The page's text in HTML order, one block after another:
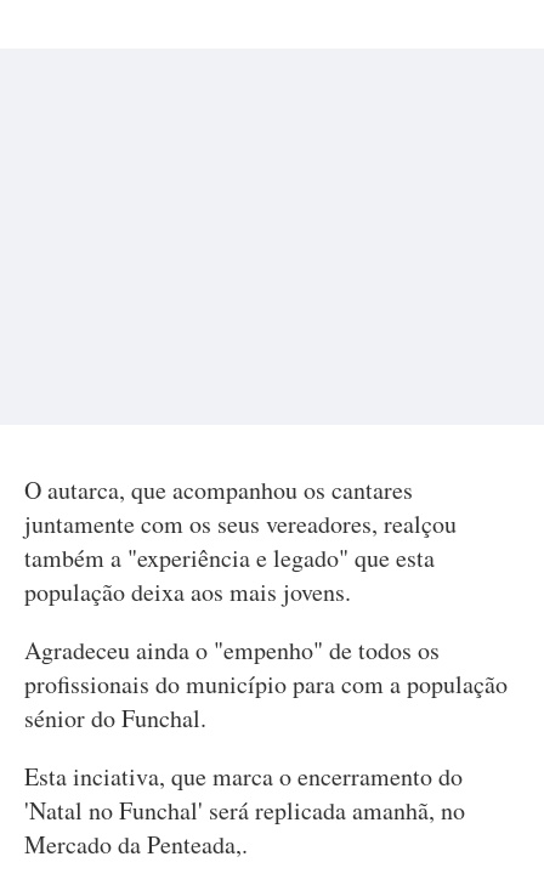
O autarca, que acompanhou os cantares
juntamente com os seus vereadores, realçou
também a "experiência e legado" que esta
população deixa aos mais jovens.
Agradeceu ainda o "empenho" de todos os
profissionais do município para com a população
sénior do Funchal.
Esta inciativa, que marca o encerramento do
'Natal no Funchal' será replicada amanhã, no
Mercado da Penteada,.